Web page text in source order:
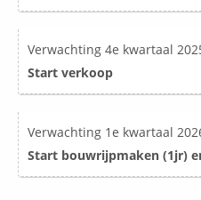
Verwachting 4e kwartaal
Start verkoop
Verwachting 1e kwartaal
Start bouwrijpmaken (1jr)